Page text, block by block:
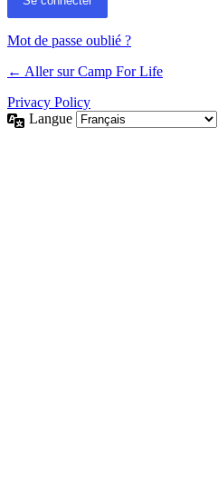
Mot de passe oublié ?
← Aller sur Camp For Life
Privacy Policy
Langue